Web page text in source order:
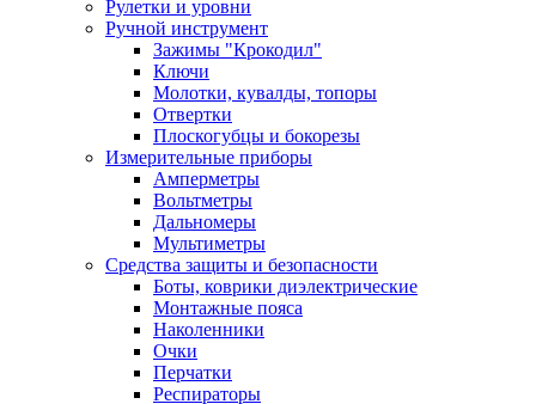
Рулетки и уровни
Ручной инструмент
Зажимы "Крокодил"
Ключи
Молотки, кувалды, топоры
Отвертки
Плоскогубцы и бокорезы
Измерительные приборы
Амперметры
Вольтметры
Дальномеры
Мультиметры
Средства защиты и безопасности
Боты, коврики диэлектрические
Монтажные пояса
Наколенники
Очки
Перчатки
Респираторы